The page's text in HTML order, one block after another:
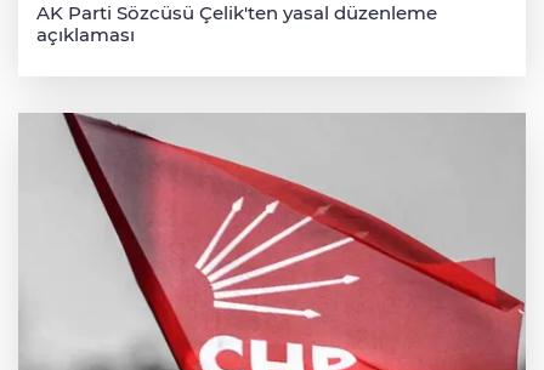
AK Parti Sözcüsü Çelik'ten yasal düzenleme
açıklaması